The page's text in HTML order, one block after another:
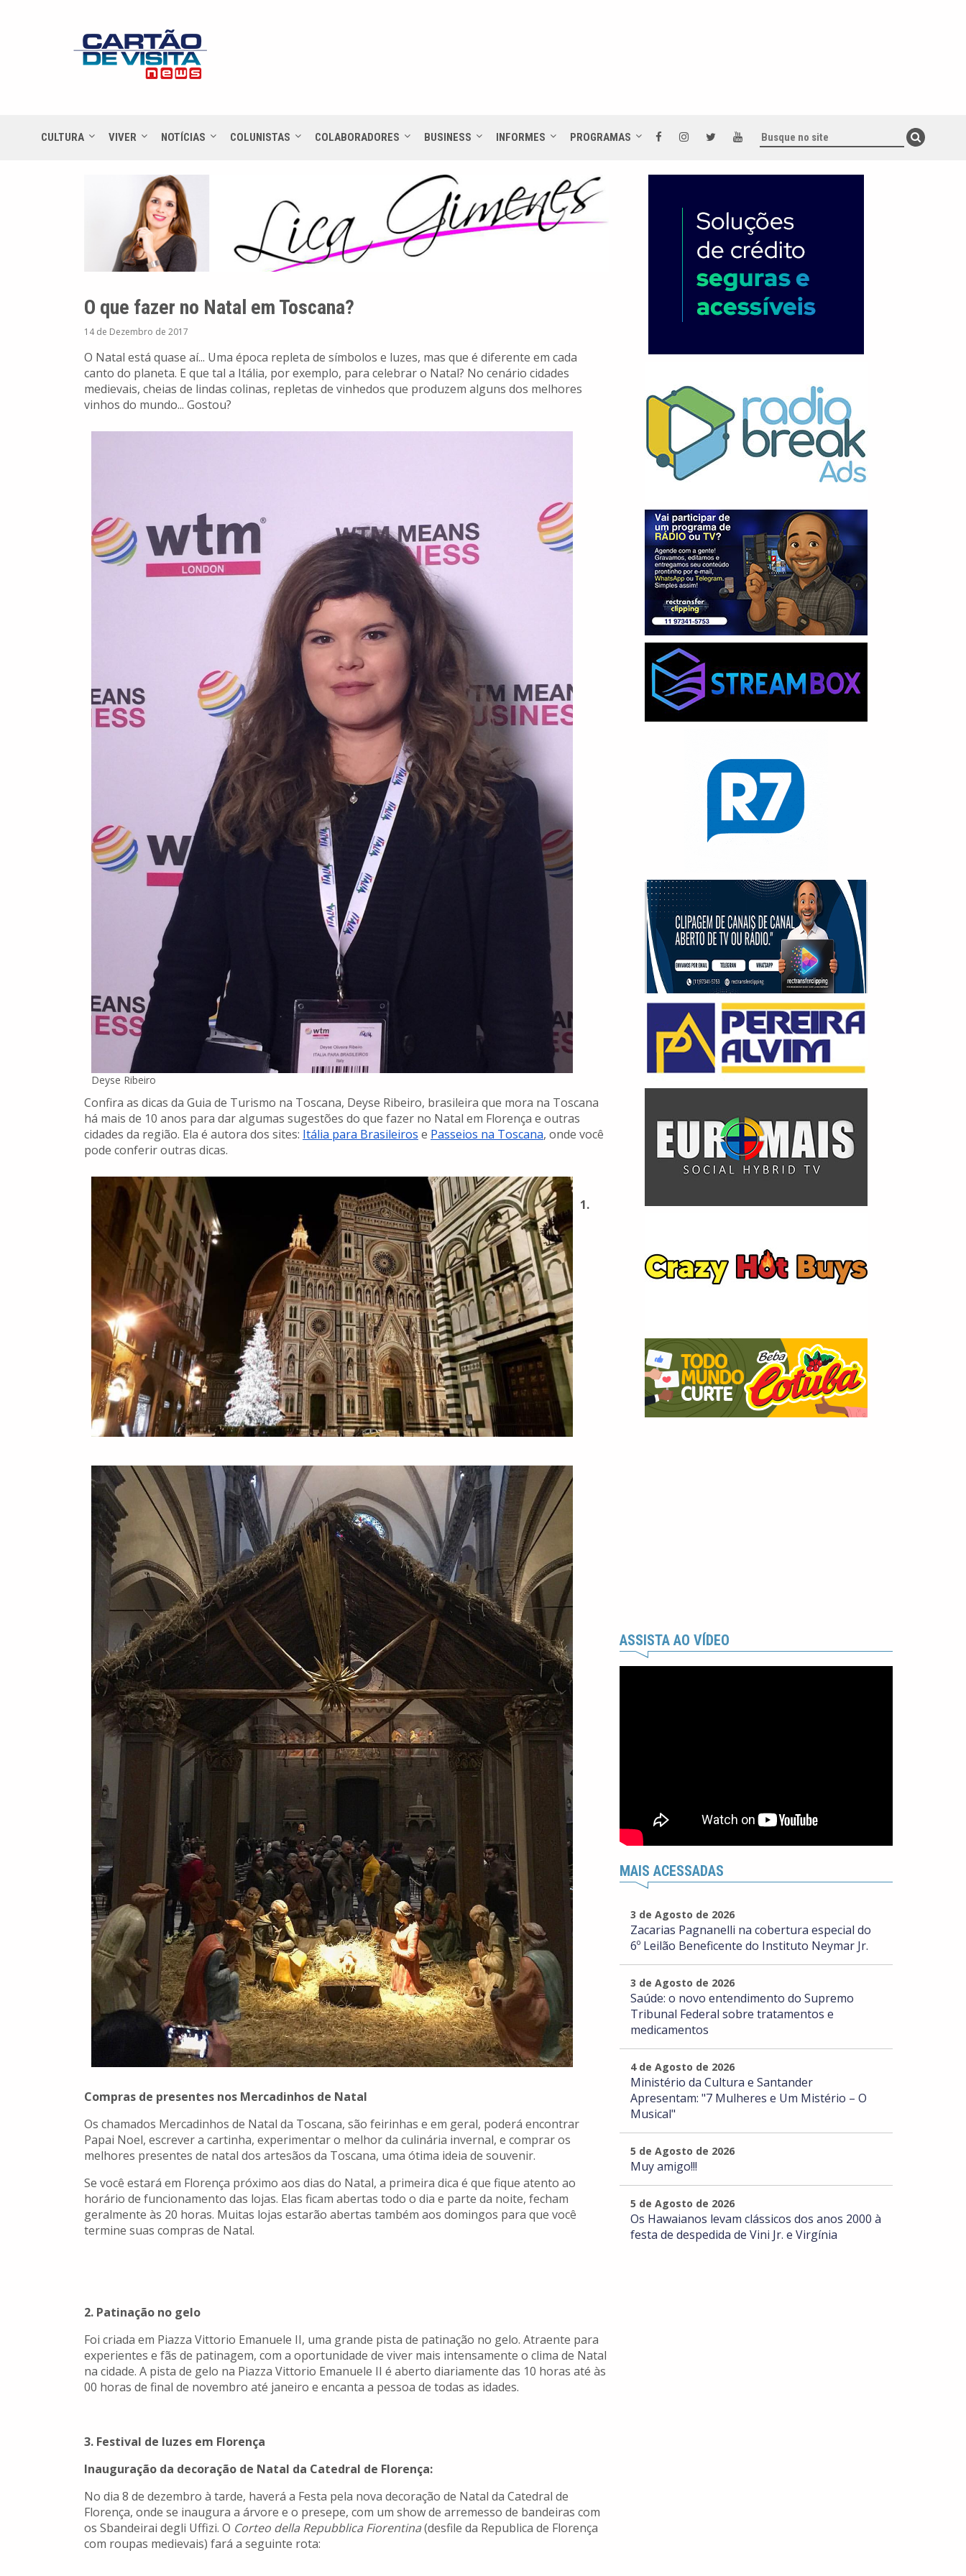
CULTURA VIVER NOTÍCIAS COLUNISTAS COLABORADORES BUSINESS INFORMES PROGRAMAS
O que fazer no Natal em Toscana?
14 de Dezembro de 2017
O Natal está quase aí... Uma época repleta de símbolos e luzes, mas que é diferente em cada
canto do planeta. E que tal a Itália, por exemplo, para celebrar o Natal? No cenário cidades
medievais, cheias de lindas colinas, repletas de vinhedos que produzem alguns dos melhores
vinhos do mundo... Gostou?
Deyse Ribeiro
Confira as dicas da Guia de Turismo na Toscana, Deyse Ribeiro, brasileira que mora na Toscana
há mais de 10 anos para dar algumas sugestões do que fazer no Natal em Florença e outras
cidades da região. Ela é autora dos sites: Itália para Brasileiros e Passeios na Toscana, onde você
pode conferir outras dicas.
1.
Compras de presentes nos Mercadinhos de Natal
Os chamados Mercadinhos de Natal da Toscana, são feirinhas e em geral, poderá encontrar
Papai Noel, escrever a cartinha, experimentar o melhor da culinária invernal, e comprar os
melhores presentes de natal dos artesãos da Toscana, uma ótima ideia de souvenir.
Se você estará em Florença próximo aos dias do Natal, a primeira dica é que fique atento ao
horário de funcionamento das lojas. Elas ficam abertas todo o dia e parte da noite, fecham
geralmente às 20 horas. Muitas lojas estarão abertas também aos domingos para que você
termine suas compras de Natal.
2. Patinação no gelo
Foi criada em Piazza Vittorio Emanuele II, uma grande pista de patinação no gelo. Atraente para
experientes e fãs de patinagem, com a oportunidade de viver mais intensamente o clima de Natal
na cidade. A pista de gelo na Piazza Vittorio Emanuele II é aberto diariamente das 10 horas até às
00 horas de final de novembro até janeiro e encanta a pessoa de todas as idades.
3. Festival de luzes em Florença
Inauguração da decoração de Natal da Catedral de Florença:
No dia 8 de dezembro à tarde, haverá a Festa pela nova decoração de Natal da Catedral de
Florença, onde se inaugura a árvore e o presepe, com um show de arremesso de bandeiras com
os Sbandeirai degli Uffizi. O Corteo della Repubblica Fiorentina(desfile da Republica de Florença
com roupas medievais) fará a seguinte rota:
ASSISTA AO VÍDEO
MAIS ACESSADAS
3 de Agosto de 2026
Zacarias Pagnanelli na cobertura especial do
6º Leilão Beneficente do Instituto Neymar Jr.
3 de Agosto de 2026
Saúde: o novo entendimento do Supremo
Tribunal Federal sobre tratamentos e
medicamentos
4 de Agosto de 2026
Ministério da Cultura e Santander
Apresentam: "7 Mulheres e Um Mistério – O
Musical"
5 de Agosto de 2026
Muy amigo!!!
5 de Agosto de 2026
Os Hawaianos levam clássicos dos anos 2000 à
festa de despedida de Vini Jr. e Virgínia